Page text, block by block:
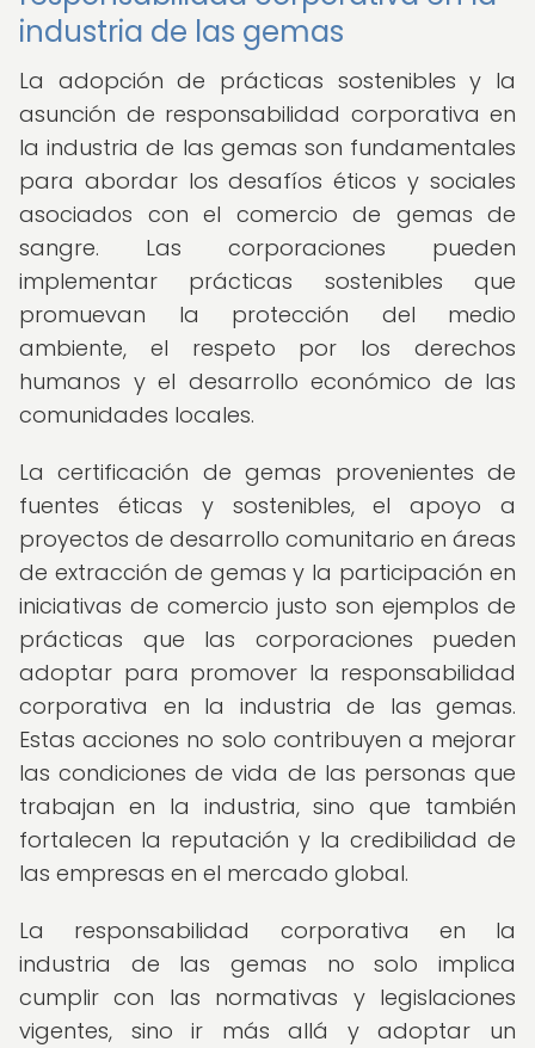
industria de las gemas
La adopción de prácticas sostenibles y la
asunción de responsabilidad corporativa en
la industria de las gemas son fundamentales
para abordar los desafíos éticos y sociales
asociados con el comercio de gemas de
sangre. Las corporaciones pueden
implementar prácticas sostenibles que
promuevan la protección del medio
ambiente, el respeto por los derechos
humanos y el desarrollo económico de las
comunidades locales.
La certificación de gemas provenientes de
fuentes éticas y sostenibles, el apoyo a
proyectos de desarrollo comunitario en áreas
de extracción de gemas y la participación en
iniciativas de comercio justo son ejemplos de
prácticas que las corporaciones pueden
adoptar para promover la responsabilidad
corporativa en la industria de las gemas.
Estas acciones no solo contribuyen a mejorar
las condiciones de vida de las personas que
trabajan en la industria, sino que también
fortalecen la reputación y la credibilidad de
las empresas en el mercado global.
La responsabilidad corporativa en la
industria de las gemas no solo implica
cumplir con las normativas y legislaciones
vigentes, sino ir más allá y adoptar un